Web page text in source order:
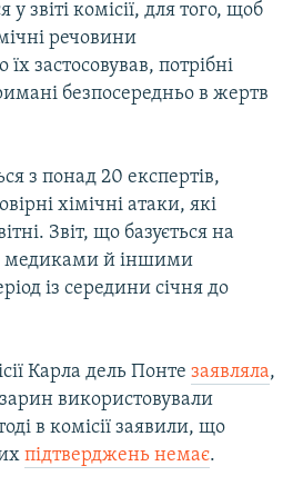
звіті комісії, для того, щоб
речовини
застосовував, потрібні
безпосередньо в жертв
з понад 20 експертів,
хімічні атаки, які
Звіт, що базується на
медиками й іншими
із середини січня до
Карла дель Понте заявляла,
використовували
в комісії заявили, що
підтверджень немає.